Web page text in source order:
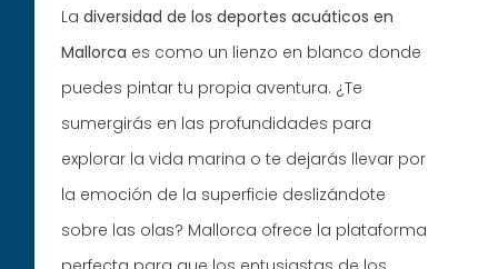
Ladiversidad de los deportes acuáticos en
Mallorca es como un lienzo en blanco donde
puedes pintar tu propia aventura. ¿Te
sumergirás en las profundidades para
explorar la vida marina o te dejarás llevar por
la emoción de la superficie deslizándote
sobre las olas? Mallorca ofrece la plataforma